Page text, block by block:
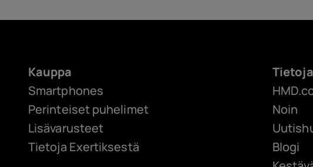
Kauppa
Smartphones
Perinteiset puhelimet
Lisävarusteet
Tietoja Exertiksestä
Noin
Blogi